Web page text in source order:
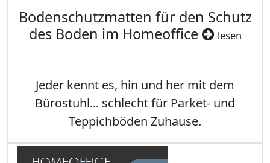
Bodenschutzmatten für den Schutz
des Boden im Homeoffice
lesen
Jeder kennt es, hin und her mit dem
Bürostuhl... schlecht für Parket- und
Teppichböden Zuhause.